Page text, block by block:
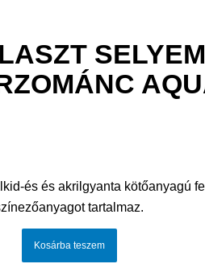
és és akrilgyanta kötőanyagú
tartalmaz.
Kosárba teszem